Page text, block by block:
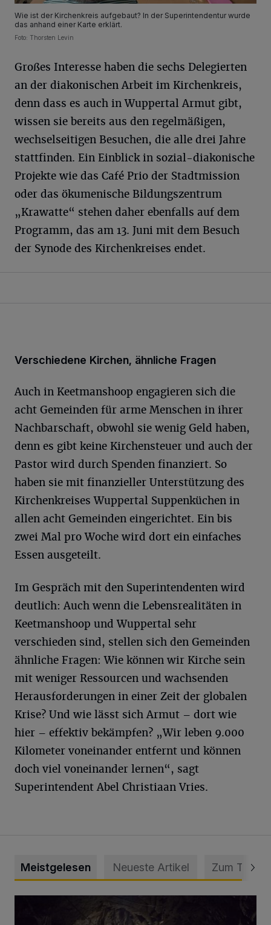
Wie ist der Kirchenkreis aufgebaut? In der Superintendentur wurde
das anhand einer Karte erklärt.
Foto: Thorsten Levin
Großes Interesse haben die sechs Delegierten
an der diakonischen Arbeit im Kirchenkreis,
denn dass es auch in Wuppertal Armut gibt,
wissen sie bereits aus den regelmäßigen,
wechselseitigen Besuchen, die alle drei Jahre
stattfinden. Ein Einblick in sozial-diakonische
Projekte wie das Café Prio der Stadtmission
oder das ökumenische Bildungszentrum
„Krawatte“ stehen daher ebenfalls auf dem
Programm, das am 13. Juni mit dem Besuch
der Synode des Kirchenkreises endet.
Verschiedene Kirchen, ähnliche Fragen
Auch in Keetmanshoop engagieren sich die
acht Gemeinden für arme Menschen in ihrer
Nachbarschaft, obwohl sie wenig Geld haben,
denn es gibt keine Kirchensteuer und auch der
Pastor wird durch Spenden finanziert. So
haben sie mit finanzieller Unterstützung des
Kirchenkreises Wuppertal Suppenküchen in
allen acht Gemeinden eingerichtet. Ein bis
zwei Mal pro Woche wird dort ein einfaches
Essen ausgeteilt.
Im Gespräch mit den Superintendenten wird
deutlich: Auch wenn die Lebensrealitäten in
Keetmanshoop und Wuppertal sehr
verschieden sind, stellen sich den Gemeinden
ähnliche Fragen: Wie können wir Kirche sein
mit weniger Ressourcen und wachsenden
Herausforderungen in einer Zeit der globalen
Krise? Und wie lässt sich Armut – dort wie
hier – effektiv bekämpfen? „Wir leben 9.000
Kilometer voneinander entfernt und können
doch viel voneinander lernen“, sagt
Superintendent Abel Christiaan Vries.
Meistgelesen Neueste Artikel Zum Thema